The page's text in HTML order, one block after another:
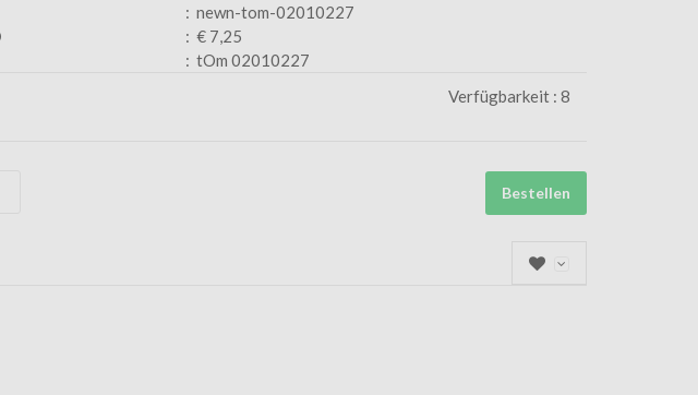
: newn-tom-02010227
: € 7,25
: tOm 02010227
Verfügbarkeit : 8
Bestellen